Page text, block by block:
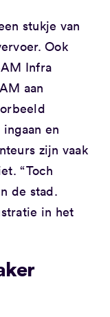
stukje van
Ook
Infra
aan
en
zijn vaak
“Toch
de stad.
in het